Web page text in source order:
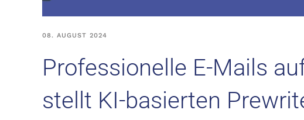
08. AUGUST 2024
Professionelle E-Mails
stellt KI-basierten